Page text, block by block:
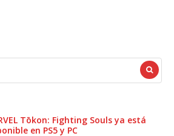
Tōkon: Fighting Souls ya está
en PS5 y PC